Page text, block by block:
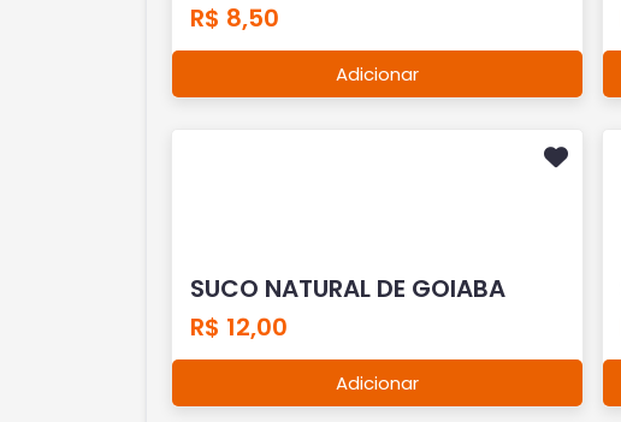
R$ 8,50
Adicionar
SUCO NATURAL DE GOIABA
R$ 12,00
Adicionar